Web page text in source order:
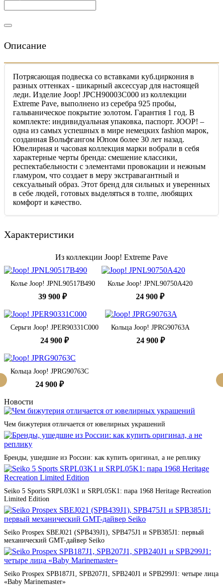
Описание
Потрясающая подвеска со вставками куб.циркония в
разных оттенках - шикарный аксессуар для настоящей
леди. Изделие Joop! JPCH90003C000 из коллекции
Extreme Pave, выполнено из серебра 925 пробы,
гальваническое покрытие золотом. Гарантия 1 год. В
комплекте: индивидуальная упаковка, паспорт. JOOP! –
одна из самых успешных в мире немецких fashion марок,
созданная Вольфгангом Юпом более 30 лет назад.
Ювелирная и часовая коллекция марки вобрали в себя
характерные черты бренда: смешение классики,
респектабельности с элементами провокации и нежным
гламуром, что создает в меру экстравагантный и
сексуальный образ. Этот бренд для сильных и уверенных
в себе людей, готовых выделяться в толпе, любящих
комфорт и качество.
Характеристики
Из коллекции Joop! Extreme Pave
Колье Joop! JPNL90517B490
39 900 ₽
Колье Joop! JPNL90750A420
24 900 ₽
Серьги Joop! JPER90331C000
24 900 ₽
Кольца Joop! JPRG90763A
24 900 ₽
Кольца Joop! JPRG90763C
24 900 ₽
Новости
Чем бижутерия отличается от ювелирных украшений
Бренды, ушедшие из России: как купить оригинал, а не реплику
Seiko 5 Sports SRPL03K1 и SRPL05K1: пара 1968 Heritage Recreation
Limited Edition
Seiko Prospex SBEJ021 (SPB439J1), SPB475J1 и SPB385J1: первый
механический GMT-дайвер Seiko
Seiko Prospex SPB187J1, SPB207J1, SPB240J1 и SPB299J1: четыре лица
«Baby Marinemaster»